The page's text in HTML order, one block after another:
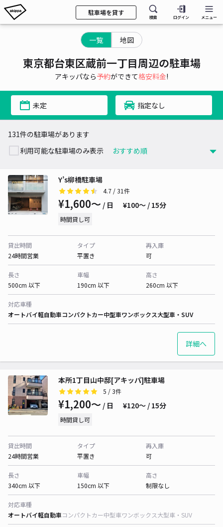
駐車場を貸す
検索 ログイン メニュー
一覧 地図
東京都台東区蔵前一丁目周辺の駐車場
アキッパなら予約ができて格安料金!
未定 指定なし
131件の駐車場があります
利用可能な駐車場のみ表示
Y’s柳橋駐車場
4.7 / 31件
¥1,600〜 / 日 ¥100〜 / 15分
時間貸し可
貸出時間
24時間営業
タイプ
平置き
再入庫
可
長さ
500cm 以下
車幅
190cm 以下
高さ
260cm 以下
対応車種
オートバイ軽自動車コンパクトカー中型車ワンボックス大型車・SUV
詳細へ
本所1丁目山中邸[アキッパ]駐車場
5 / 3件
¥1,200〜 / 日 ¥120〜 / 15分
時間貸し可
貸出時間
24時間営業
タイプ
平置き
再入庫
可
長さ
340cm 以下
車幅
150cm 以下
高さ
制限なし
対応車種
オートバイ軽自動車コンパクトカー中型車ワンボックス大型車・SUV